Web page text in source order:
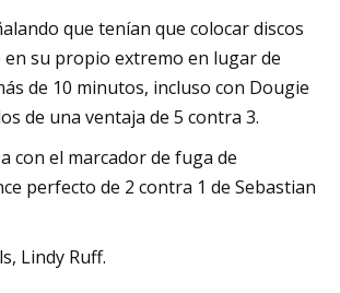
que tenían que colocar discos
su propio extremo en lugar de
de 10 minutos, incluso con Dougie
de una ventaja de 5 contra 3.
con el marcador de fuga de
perfecto de 2 contra 1 de Sebastian
Lindy Ruff.